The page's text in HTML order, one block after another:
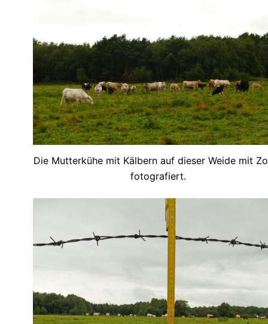
Die Mutterkühe mit Kälbern auf dieser Weide mit
fotografiert.